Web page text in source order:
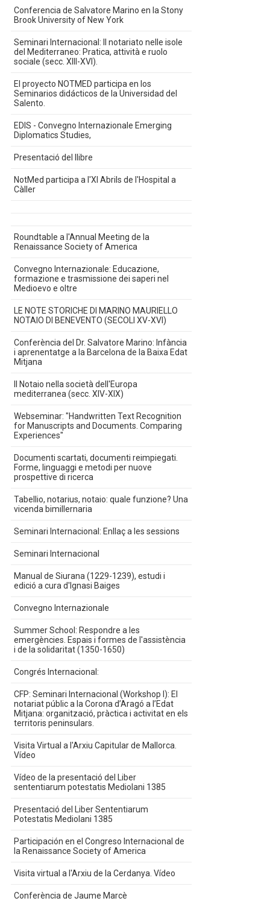
Conferencia de Salvatore Marino en la Stony
Brook University of New York
Seminari Internacional: Il notariato nelle isole
del Mediterraneo: Pratica, attività e ruolo
sociale (secc. XIII-XVI).
El proyecto NOTMED participa en los
Seminarios didácticos de la Universidad del
Salento.
EDIS - Convegno Internazionale Emerging
Diplomatics Studies,
Presentació del llibre
NotMed participa a l'XI Abrils de l'Hospital a
Càller
Roundtable a l'Annual Meeting de la
Renaissance Society of America
Convegno Internazionale: Educazione,
formazione e trasmissione dei saperi nel
Medioevo e oltre
LE NOTE STORICHE DI MARINO MAURIELLO
NOTAIO DI BENEVENTO (SECOLI XV-XVI)
Conferència del Dr. Salvatore Marino: Infància
i aprenentatge a la Barcelona de la Baixa Edat
Mitjana
Il Notaio nella società dell'Europa
mediterranea (secc. XIV-XIX)
Webseminar: "Handwritten Text Recognition
for Manuscripts and Documents. Comparing
Experiences"
Documenti scartati, documenti reimpiegati.
Forme, linguaggi e metodi per nuove
prospettive di ricerca
Tabellio, notarius, notaio: quale funzione? Una
vicenda bimillernaria
Seminari Internacional: Enllaç a les sessions
Seminari Internacional
Manual de Siurana (1229-1239), estudi i
edició a cura d'Ignasi Baiges
Convegno Internazionale
Summer School: Respondre a les
emergències. Espais i formes de l'assistència
i de la solidaritat (1350-1650)
Congrés Internacional:
CFP: Seminari Internacional (Workshop I): El
notariat públic a la Corona d’Aragó a l’Edat
Mitjana: organització, pràctica i activitat en els
territoris peninsulars.
Visita Virtual a l'Arxiu Capitular de Mallorca.
Vídeo
Vídeo de la presentació del Liber
sententiarum potestatis Mediolani 1385
Presentació del Liber Sententiarum
Potestatis Mediolani 1385
Participación en el Congreso Internacional de
la Renaissance Society of America
Visita virtual a l'Arxiu de la Cerdanya. Vídeo
Conferència de Jaume Marcè